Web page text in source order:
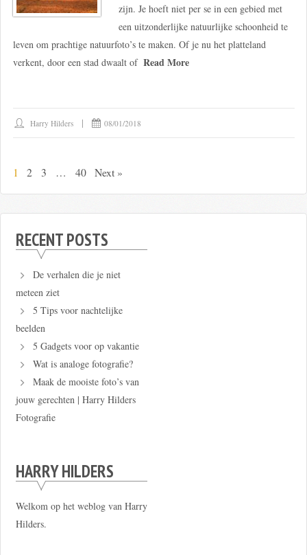
zijn. Je hoeft niet per se in een gebied met
een uitzonderlijke natuurlijke schoonheid te
leven om prachtige natuurfoto’s te maken. Of je nu het platteland
verkent, door een stad dwaalt of Read More
Harry Hilders 08/01/2018
1 2 3 … 40 Next »
RECENT POSTS
De verhalen die je niet
meteen ziet
5 Tips voor nachtelijke
beelden
5 Gadgets voor op vakantie
Wat is analoge fotografie?
Maak de mooiste foto’s van
jouw gerechten | Harry Hilders
Fotografie
HARRY HILDERS
Welkom op het weblog van Harry
Hilders.